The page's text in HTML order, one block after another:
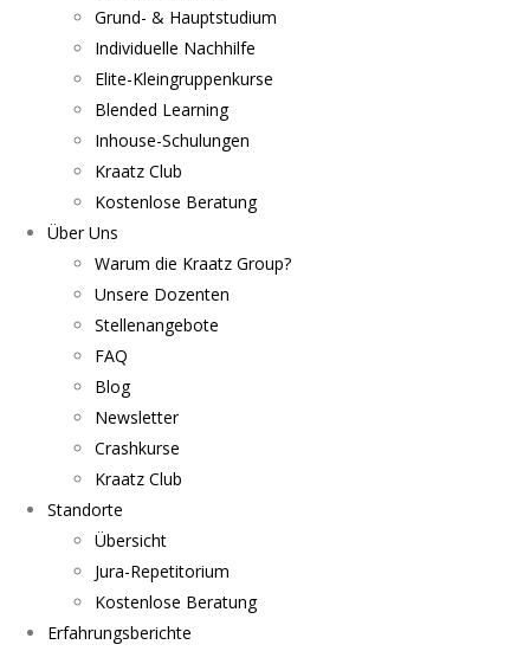
Grund- & Hauptstudium
Individuelle Nachhilfe
Elite-Kleingruppenkurse
Blended Learning
Inhouse-Schulungen
Kraatz Club
Kostenlose Beratung
Über Uns
Warum die Kraatz Group?
Unsere Dozenten
Stellenangebote
FAQ
Blog
Newsletter
Crashkurse
Kraatz Club
Standorte
Übersicht
Jura-Repetitorium
Kostenlose Beratung
Erfahrungsberichte